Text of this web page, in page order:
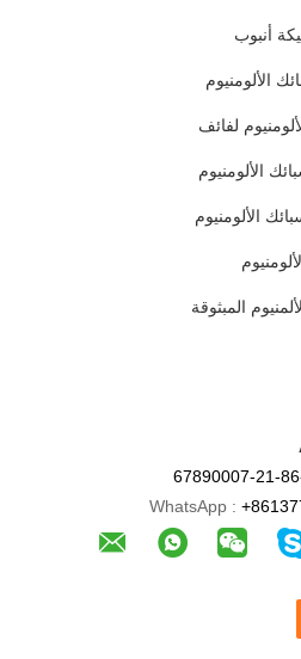
أنبوب
الألومنيوم
لفائف
الألومنيوم
الألومنيوم
المبثوقة
-86-